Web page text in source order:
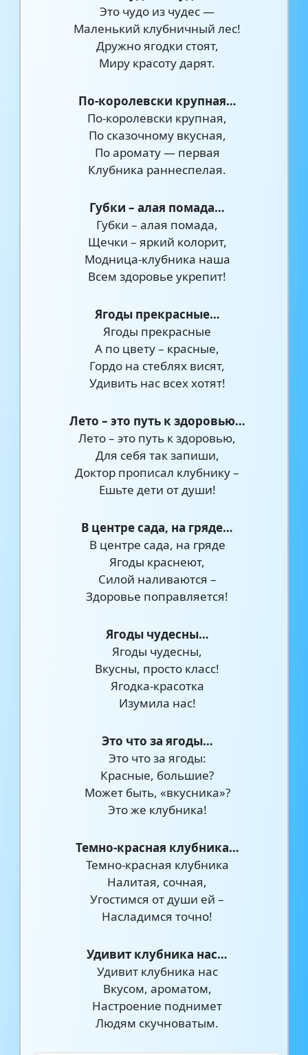
Это чудо из чудес —
Маленький клубничный лес!
Дружно ягодки стоят,
Миру красоту дарят.
По-королевски крупная…
По-королевски крупная,
По сказочному вкусная,
По аромату — первая
Клубника раннеспелая.
Губки – алая помада…
Губки – алая помада,
Щечки – яркий колорит,
Модница-клубника наша
Всем здоровье укрепит!
Ягоды прекрасные…
Ягоды прекрасные
А по цвету – красные,
Гордо на стеблях висят,
Удивить нас всех хотят!
Лето – это путь к здоровью…
Лето – это путь к здоровью,
Для себя так запиши,
Доктор прописал клубнику –
Ешьте дети от души!
В центре сада, на гряде…
В центре сада, на гряде
Ягоды краснеют,
Силой наливаются –
Здоровье поправляется!
Ягоды чудесны…
Ягоды чудесны,
Вкусны, просто класс!
Ягодка-красотка
Изумила нас!
Это что за ягоды…
Это что за ягоды:
Красные, большие?
Может быть, «вкусника»?
Это же клубника!
Темно-красная клубника…
Темно-красная клубника
Налитая, сочная,
Угостимся от души ей –
Насладимся точно!
Удивит клубника нас…
Удивит клубника нас
Вкусом, ароматом,
Настроение поднимет
Людям скучноватым.